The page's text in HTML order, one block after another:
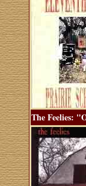
The Feelies: